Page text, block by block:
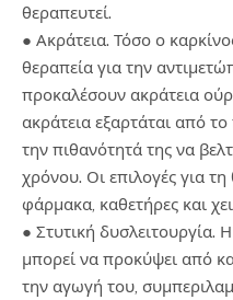
θεραπευτεί.
● Ακράτεια. Τόσο ο
θεραπεία για την
προκαλέσουν ακράτεια
ακράτεια εξαρτάται από
την πιθανότητά της να
χρόνου. Οι επιλογές για
φάρμακα, καθετήρες και
● Στυτική δυσλειτουργία.
μπορεί να προκύψει από
την αγωγή του,